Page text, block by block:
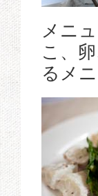
メニ
こ、
るメ